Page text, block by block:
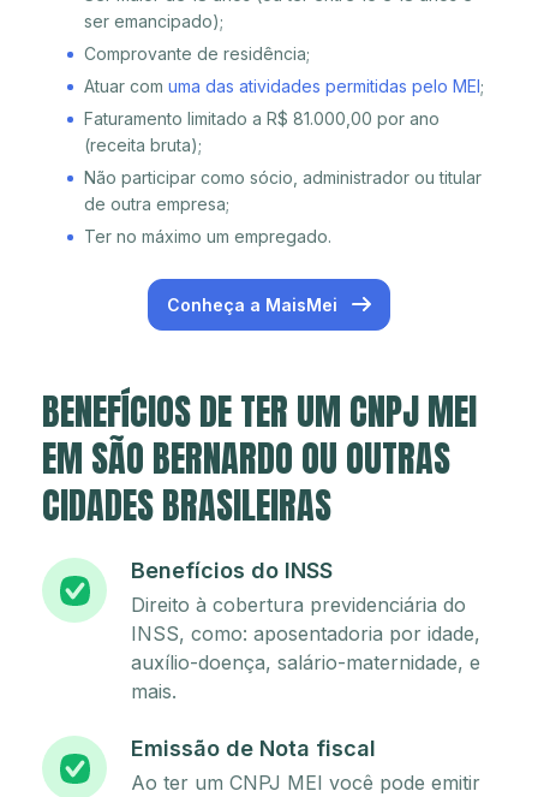
ser emancipado);
Comprovante de residência;
Atuar com uma das atividades permitidas pelo MEI;
Faturamento limitado a R$ 81.000,00 por ano
(receita bruta);
Não participar como sócio, administrador ou titular
de outra empresa;
Ter no máximo um empregado.
Conheça a MaisMei
BENEFÍCIOS DE TER UM CNPJ MEI
EM SÃO BERNARDO OU OUTRAS
CIDADES BRASILEIRAS
Benefícios do INSS
Direito à cobertura previdenciária do
INSS, como: aposentadoria por idade,
auxílio-doença, salário-maternidade, e
mais.
Emissão de Nota fiscal
Ao ter um CNPJ MEI você pode emitir